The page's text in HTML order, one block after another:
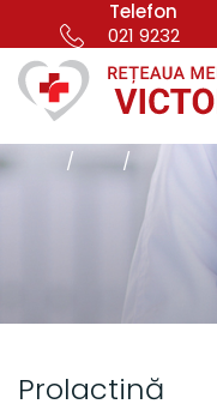
Telefon
021 9232
Prolactină